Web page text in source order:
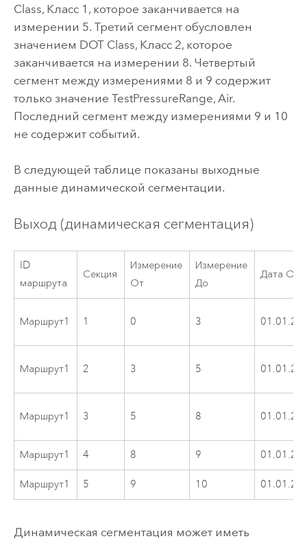
Class, Класс 1, которое заканчивается на
измерении 5. Третий сегмент обусловлен
значением DOT Class, Класс 2, которое
заканчивается на измерении 8. Четвертый
сегмент между измерениями 8 и 9 содержит
только значение TestPressureRange, Air.
Последний сегмент между измерениями 9 и 10
не содержит событий.
В следующей таблице показаны выходные
данные динамической сегментации.
Выход (динамическая сегментация)
ID
маршрута
Секция
Измерение
От
Измерение
До
Дата От
Маршрут1 1 0 3
Маршрут1 2 3 5
Маршрут1 3 5 8
Маршрут1 4 8 9
Маршрут1 5 9 10
Динамическая сегментация может иметь